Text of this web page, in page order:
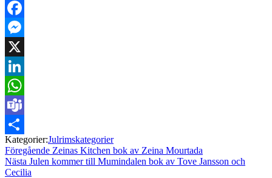
Email
Facebook
Messenger
X
LinkedIn
WhatsApp
Teams
Dela
Kategorier:Julrimskategorier
Inläggsnavigering
Föregående Föregående
inlägg:
Zeinas Kitchen bok av Zeina Mourtada
Nästa Nästa
inlägg:
Julen kommer till Mumindalen bok av Tove Jansson och
Cecilia